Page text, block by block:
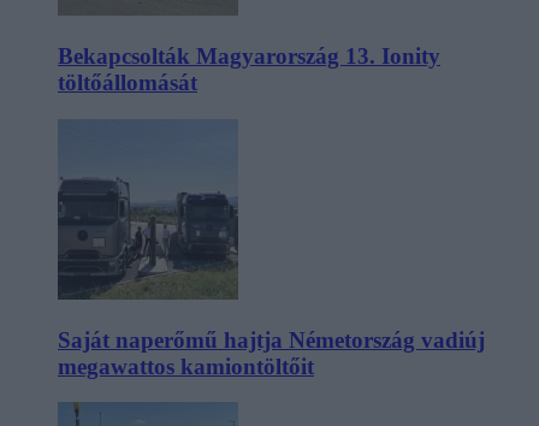
Bekapcsolták Magyarország 13. Ionity
töltőállomását
Saját naperőmű hajtja Németország vadiúj
megawattos kamiontöltőit